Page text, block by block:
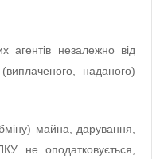
агентів незалежно від
наданого)
майна, дарування,
не оподатковується,